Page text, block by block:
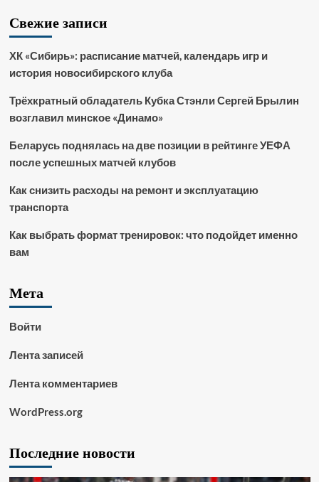
Свежие записи
ХК «Сибирь»: расписание матчей, календарь игр и
история новосибирского клуба
Трёхкратный обладатель Кубка Стэнли Сергей Брылин
возглавил минское «Динамо»
Беларусь поднялась на две позиции в рейтинге УЕФА
после успешных матчей клубов
Как снизить расходы на ремонт и эксплуатацию
транспорта
Как выбрать формат тренировок: что подойдет именно
вам
Мета
Войти
Лента записей
Лента комментариев
WordPress.org
Последние новости